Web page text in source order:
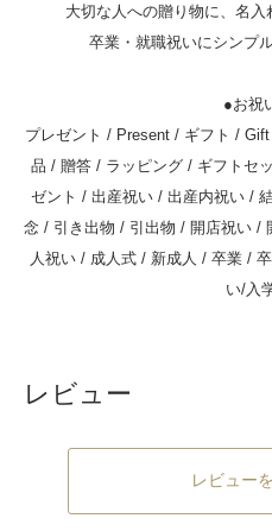
大切な人への贈り物に、名入
卒業・就職祝いにシンプ
●お祝
プレゼント / Present / ギフト /
品 / 贈答 / ラッピング / ギフトセ
ゼント / 出産祝い / 出産内祝い /
念 / 引き出物 / 引出物 / 開店祝い /
人祝い / 成人式 / 新成人 / 卒業 /
い/入
レビュー
レビュー